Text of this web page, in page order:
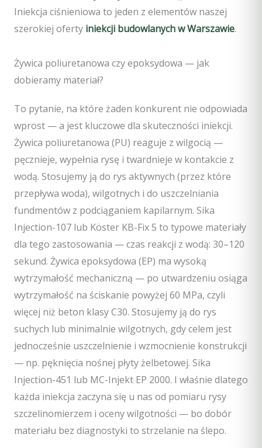
Iniekcja ciśnieniowa to jeden z elementów naszej
szerokiej oferty iniekcji budowlanych w Warszawie.
Żywica poliuretanowa czy epoksydowa — jak
dobieramy materiał?
To pytanie, na które żaden konkurent nie odpowiada
wprost — a jest kluczowe dla skuteczności iniekcji.
Żywica poliuretanowa (PU) reaguje z wilgocią —
pęcznieje, wypełnia rysę i twardnieje w kontakcie z
wodą. Stosujemy ją do rys aktywnych (przez które
przepływa woda), wilgotnych i do uszczelniania
fundmentów z podciąganiem kapilarnym. Sika
Injection-107 lub Köster KB-Fix 5 to typowe materiały
dla tego zastosowania — czas reakcji z wodą: 30–120
sekund. Żywica epoksydowa (EP) ma wysoką
wytrzymałość mechaniczną — po utwardzeniu osiąga
wytrzymałość na ściskanie powyżej 60 MPa, czyli
więcej niż beton klasy C30. Stosujemy ją do rys
suchych lub minimalnie wilgotnych, gdy celem jest
jednocześnie uszczelnienie i wzmocnienie konstrukcji
— np. pęknięcia nośnej płyty żelbetowej. Sika
Injection-451 lub MC-Injekt EP 2000. I właśnie dlatego
każda iniekcja zaczyna się u nas od pomiaru rysy
szczelinomierzem i oceny wilgotności — bo dobór
materiału bez diagnostyki to strzelanie na ślepo.